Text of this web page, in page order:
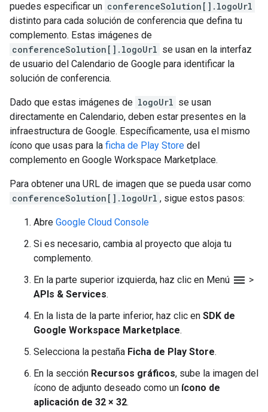
puedes especificar un conferenceSolution[].logoUrl
distinto para cada solución de conferencia que defina tu
complemento. Estas imágenes de
conferenceSolution[].logoUrl se usan en la interfaz
de usuario del Calendario de Google para identificar la
solución de conferencia.
Dado que estas imágenes de logoUrl se usan
directamente en Calendario, deben estar presentes en la
infraestructura de Google. Específicamente, usa el mismo
ícono que usas para la ficha de Play Store del
complemento en Google Workspace Marketplace.
Para obtener una URL de imagen que se pueda usar como
conferenceSolution[].logoUrl , sigue estos pasos:
Abre Google Cloud Console
Si es necesario, cambia al proyecto que aloja tu
complemento.
En la parte superior izquierda, haz clic en Menú menu >
APIs & Services.
En la lista de la parte inferior, haz clic en SDK de
Google Workspace Marketplace.
Selecciona la pestaña Ficha de Play Store.
En la sección Recursos gráficos, sube la imagen del
ícono de adjunto deseado como un ícono de
aplicación de 32 × 32.